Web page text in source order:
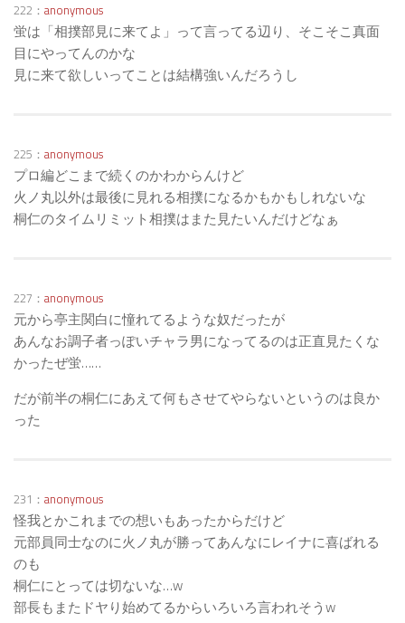
222： anonymous
蛍は「相撲部見に来てよ」って言ってる辺り、そこそこ真面
目にやってんのかな
見に来て欲しいってことは結構強いんだろうし
225： anonymous
プロ編どこまで続くのかわからんけど
火ノ丸以外は最後に見れる相撲になるかもかもしれないな
桐仁のタイムリミット相撲はまた見たいんだけどなぁ
227： anonymous
元から亭主関白に憧れてるような奴だったが
あんなお調子者っぽいチャラ男になってるのは正直見たくな
かったぜ蛍……
だが前半の桐仁にあえて何もさせてやらないというのは良か
った
231： anonymous
怪我とかこれまでの想いもあったからだけど
元部員同士なのに火ノ丸が勝ってあんなにレイナに喜ばれる
のも
桐仁にとっては切ないな…w
部長もまたドヤり始めてるからいろいろ言われそうw